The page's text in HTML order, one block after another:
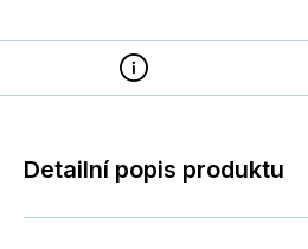
Detailní popis produktu